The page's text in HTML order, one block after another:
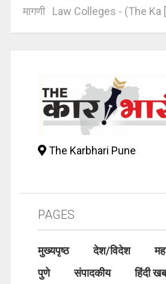
मागणी Law Colleges - (The Ka
The Karbhari Pune
PAGES
मुख्यपृष्ठ देश/विदेश
पुणे
संपादकीय
हिंदी